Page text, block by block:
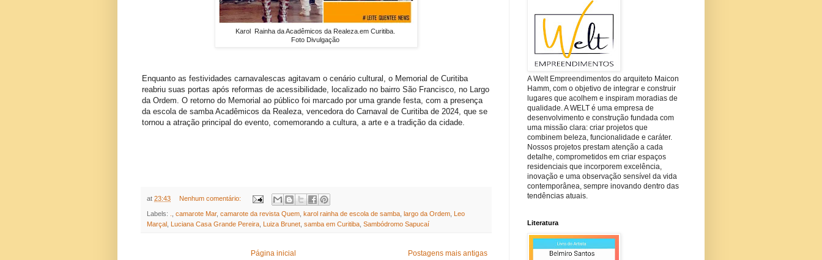
Karol Rainha da Acadêmicos da Realeza.em Curitiba.
Foto Divulgação
Enquanto as festividades carnavalescas agitavam o cenário cultural, o Memorial de Curitiba
reabriu suas portas após reformas de acessibilidade, localizado no bairro São Francisco, no Largo
da Ordem. O retorno do Memorial ao público foi marcado por uma grande festa, com a presença
da escola de samba Acadêmicos da Realeza, vencedora do Carnaval de Curitiba de 2024, que se
tornou a atração principal do evento, comemorando a cultura, a arte e a tradição da cidade.
at 23:43 Nenhum comentário:
Labels: camarote Mar, camarote da revista Quem karol rainha de escola de samba largo da Ordem Leo
Marçal Luciana Casa Grande Pereira Luiza Brunet samba em Curitiba Sambódromo Sapucaí
Postagens mais antigas
Página inicial
A Welt Empreendimentos do arquiteto Maicon
Hamm, com o objetivo de integrar e construir
lugares que acolhem e inspiram moradias de
qualidade. A WELT é uma empresa de
desenvolvimento e construção fundada com
uma missão clara: criar projetos que
combinem beleza, funcionalidade e caráter.
Nossos projetos prestam atenção a cada
detalhe, comprometidos em criar espaços
residenciais que incorporem excelência,
inovação e uma observação sensível da vida
contemporânea, sempre inovando dentro das
tendências atuais.
Literatura